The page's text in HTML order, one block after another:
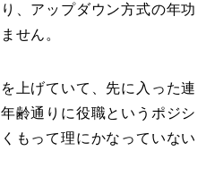
、アップダウン方式の年功
せん。
上げていて、先に入った連
齢通りに役職というポジシ
もって理にかなっていない